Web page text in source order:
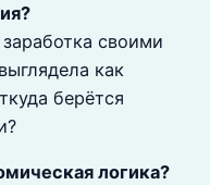
своими
как
берётся
логика?